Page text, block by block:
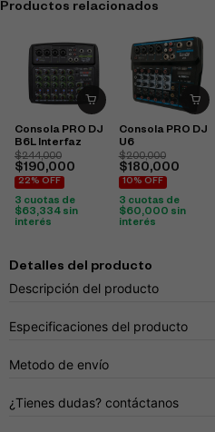
Productos relacionados
Consola PRO DJ
B6L Interfaz
$244,000
$190,000
22% OFF
3 cuotas de
$63,334 sin
interés
Consola PRO DJ
U6
$200,000
$180,000
10% OFF
3 cuotas de
$60,000 sin
interés
Detalles del producto
Descripción del producto
Especificaciones del producto
Metodo de envío
¿Tienes dudas? contáctanos